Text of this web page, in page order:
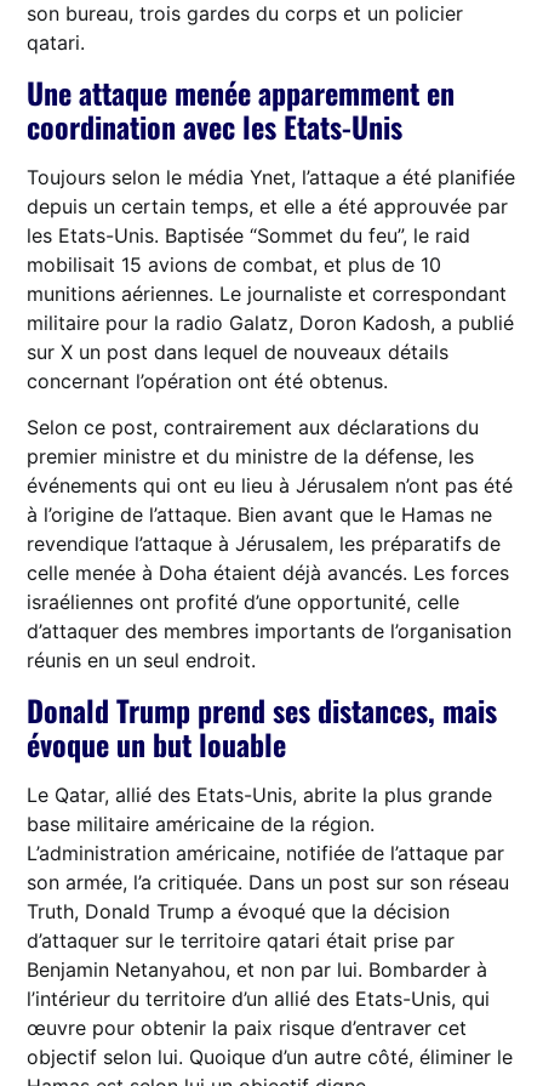
son bureau, trois gardes du corps et un policier
qatari.
Une attaque menée apparemment en
coordination avec les Etats-Unis
Toujours selon le média Ynet, l’attaque a été planifiée
depuis un certain temps, et elle a été approuvée par
les Etats-Unis. Baptisée “Sommet du feu”, le raid
mobilisait 15 avions de combat, et plus de 10
munitions aériennes. Le journaliste et correspondant
militaire pour la radio Galatz, Doron Kadosh, a publié
sur X un post dans lequel de nouveaux détails
concernant l’opération ont été obtenus.
Selon ce post, contrairement aux déclarations du
premier ministre et du ministre de la défense, les
événements qui ont eu lieu à Jérusalem n’ont pas été
à l’origine de l’attaque. Bien avant que le Hamas ne
revendique l’attaque à Jérusalem, les préparatifs de
celle menée à Doha étaient déjà avancés. Les forces
israéliennes ont profité d’une opportunité, celle
d’attaquer des membres importants de l’organisation
réunis en un seul endroit.
Donald Trump prend ses distances, mais
évoque un but louable
Le Qatar, allié des Etats-Unis, abrite la plus grande
base militaire américaine de la région.
L’administration américaine, notifiée de l’attaque par
son armée, l’a critiquée. Dans un post sur son réseau
Truth, Donald Trump a évoqué que la décision
d’attaquer sur le territoire qatari était prise par
Benjamin Netanyahou, et non par lui. Bombarder à
l’intérieur du territoire d’un allié des Etats-Unis, qui
œuvre pour obtenir la paix risque d’entraver cet
objectif selon lui. Quoique d’un autre côté, éliminer le